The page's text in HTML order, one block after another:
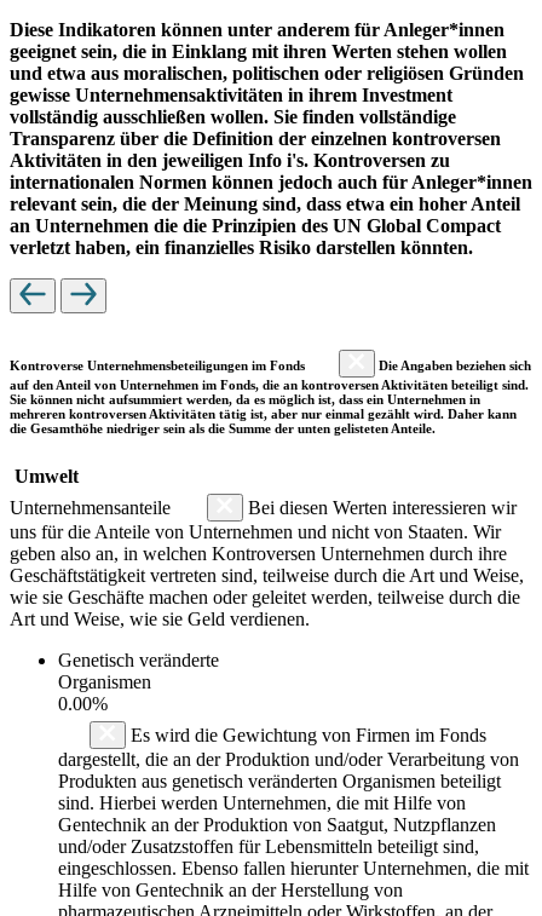
Diese Indikatoren können unter anderem für Anleger*innen
geeignet sein, die in Einklang mit ihren Werten stehen wollen
und etwa aus moralischen, politischen oder religiösen Gründen
gewisse Unternehmensaktivitäten in ihrem Investment
vollständig ausschließen wollen. Sie finden vollständige
Transparenz über die Definition der einzelnen kontroversen
Aktivitäten in den jeweiligen Info i's. Kontroversen zu
internationalen Normen können jedoch auch für Anleger*innen
relevant sein, die der Meinung sind, dass etwa ein hoher Anteil
an Unternehmen die die Prinzipien des UN Global Compact
verletzt haben, ein finanzielles Risiko darstellen könnten.
Kontroverse Unternehmensbeteiligungen im Fonds
Die Angaben beziehen sich
auf den Anteil von Unternehmen im Fonds, die an kontroversen Aktivitäten beteiligt sind.
Sie können nicht aufsummiert werden, da es möglich ist, dass ein Unternehmen in
mehreren kontroversen Aktivitäten tätig ist, aber nur einmal gezählt wird. Daher kann
die Gesamthöhe niedriger sein als die Summe der unten gelisteten Anteile.
Umwelt
Unternehmensanteile
Bei diesen Werten interessieren wir
uns für die Anteile von Unternehmen und nicht von Staaten. Wir
geben also an, in welchen Kontroversen Unternehmen durch ihre
Geschäftstätigkeit vertreten sind, teilweise durch die Art und Weise,
wie sie Geschäfte machen oder geleitet werden, teilweise durch die
Art und Weise, wie sie Geld verdienen.
Genetisch veränderte
Organismen
0.00%
Es wird die Gewichtung von Firmen im Fonds
dargestellt, die an der Produktion und/oder Verarbeitung von
Produkten aus genetisch veränderten Organismen beteiligt
sind. Hierbei werden Unternehmen, die mit Hilfe von
Gentechnik an der Produktion von Saatgut, Nutzpflanzen
und/oder Zusatzstoffen für Lebensmitteln beteiligt sind,
eingeschlossen. Ebenso fallen hierunter Unternehmen, die mit
Hilfe von Gentechnik an der Herstellung von
pharmazeutischen Arzneimitteln oder Wirkstoffen, an der